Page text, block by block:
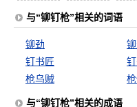
与“铆钉枪”相关的词语
铆劲
钉书匠
枪乌贼
与“铆钉枪”相关的成语